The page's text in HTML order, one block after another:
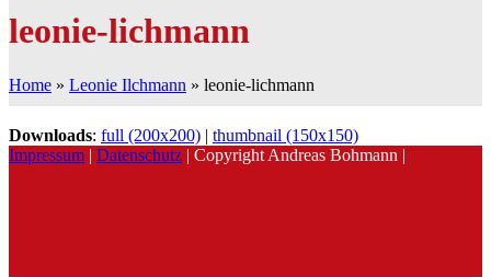
leonie-lichmann
Home » Leonie Ilchmann » leonie-lichmann
Downloads: full (200x200) | thumbnail (150x150)
Impressum | Datenschutz | Copyright Andreas Bohmann |